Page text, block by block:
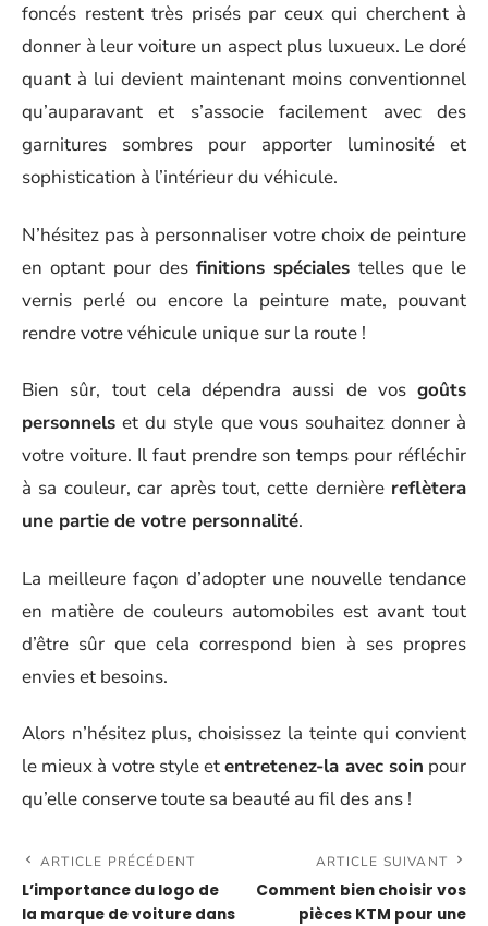
foncés restent très prisés par ceux qui cherchent à
donner à leur voiture un aspect plus luxueux. Le doré
quant à lui devient maintenant moins conventionnel
qu’auparavant et s’associe facilement avec des
garnitures sombres pour apporter luminosité et
sophistication à l’intérieur du véhicule.
N’hésitez pas à personnaliser votre choix de peinture
en optant pour des finitions spéciales telles que le
vernis perlé ou encore la peinture mate, pouvant
rendre votre véhicule unique sur la route !
Bien sûr, tout cela dépendra aussi de vos goûts
personnels et du style que vous souhaitez donner à
votre voiture. Il faut prendre son temps pour réfléchir
à sa couleur, car après tout, cette dernière reflètera
une partie de votre personnalité.
La meilleure façon d’adopter une nouvelle tendance
en matière de couleurs automobiles est avant tout
d’être sûr que cela correspond bien à ses propres
envies et besoins.
Alors n’hésitez plus, choisissez la teinte qui convient
le mieux à votre style etentretenez-la avec soin pour
qu’elle conserve toute sa beauté au fil des ans !
ARTICLE PRÉCÉDENT
L’importance du logo de
la marque de voiture dans
ARTICLE SUIVANT
Comment bien choisir vos
pièces KTM pour une